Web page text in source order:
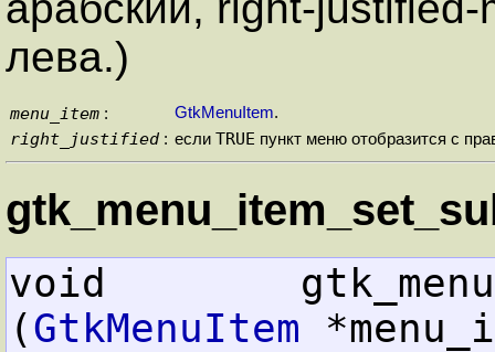
лева.)
menu_item : GtkMenuItem.
right_justified : если TRUE пункт меню отобразится с
void
(GtkMenuItem